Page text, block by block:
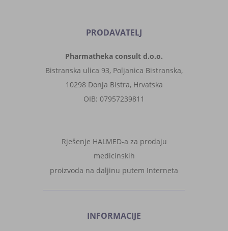
PRODAVATELJ
Pharmatheka consult d.o.o.
Bistranska ulica 93, Poljanica Bistranska,
10298 Donja Bistra, Hrvatska
OIB: 07957239811
Rješenje HALMED-a za prodaju
medicinskih
proizvoda na daljinu putem Interneta
INFORMACIJE